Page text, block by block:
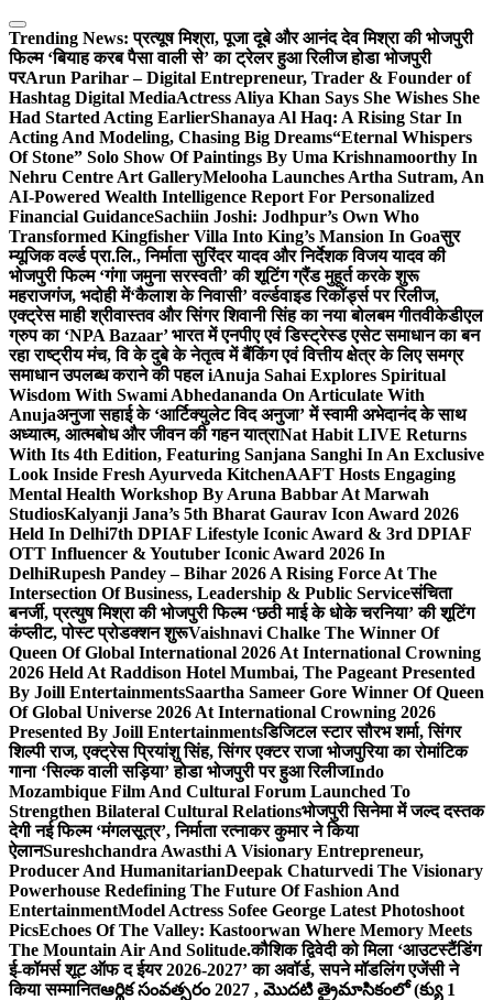
Skip
to
content
Trending News: प्रत्यूष मिश्रा, पूजा दूबे और आनंद देव मिश्रा की भोजपुरी
फिल्म ‘बियाह करब पैसा वाली से’ का ट्रेलर हुआ रिलीज होडा भोजपुरी
परArun Parihar – Digital Entrepreneur, Trader & Founder of
Hashtag Digital MediaActress Aliya Khan Says She Wishes She
Had Started Acting EarlierShanaya Al Haq: A Rising Star In
Acting And Modeling, Chasing Big Dreams“Eternal Whispers
Of Stone” Solo Show Of Paintings By Uma Krishnamoorthy In
Nehru Centre Art GalleryMelooha Launches Artha Sutram, An
AI-Powered Wealth Intelligence Report For Personalized
Financial GuidanceSachiin Joshi: Jodhpur’s Own Who
Transformed Kingfisher Villa Into King’s Mansion In Goaसुर
म्यूजिक वर्ल्ड प्रा.लि., निर्माता सुरिंदर यादव और निर्देशक विजय यादव की
भोजपुरी फिल्म ‘गंगा जमुना सरस्वती’ की शूटिंग ग्रैंड मुहूर्त करके शुरू
महराजगंज, भदोही में‘कैलाश के निवासी’ वर्ल्डवाइड रिकॉर्ड्स पर रिलीज,
एक्ट्रेस माही श्रीवास्तव और सिंगर शिवानी सिंह का नया बोलबम गीतवीकेडीएल
ग्रुप का ‘NPA Bazaar’ भारत में एनपीए एवं डिस्ट्रेस्ड एसेट समाधान का बन
रहा राष्ट्रीय मंच, वि के दुबे के नेतृत्व में बैंकिंग एवं वित्तीय क्षेत्र के लिए समग्र
समाधान उपलब्ध कराने की पहल iAnuja Sahai Explores Spiritual
Wisdom With Swami Abhedananda On Articulate With
Anujaअनुजा सहाई के ‘आर्टिक्युलेट विद अनुजा’ में स्वामी अभेदानंद के साथ
अध्यात्म, आत्मबोध और जीवन की गहन यात्राNat Habit LIVE Returns
With Its 4th Edition, Featuring Sanjana Sanghi In An Exclusive
Look Inside Fresh Ayurveda KitchenAAFT Hosts Engaging
Mental Health Workshop By Aruna Babbar At Marwah
StudiosKalyanji Jana’s 5th Bharat Gaurav Icon Award 2026
Held In Delhi7th DPIAF Lifestyle Iconic Award & 3rd DPIAF
OTT Influencer & Youtuber Iconic Award 2026 In
DelhiRupesh Pandey – Bihar 2026 A Rising Force At The
Intersection Of Business, Leadership & Public Serviceसंचिता
बनर्जी, प्रत्युष मिश्रा की भोजपुरी फिल्म ‘छठी माई के धोके चरनिया’ की शूटिंग
कंप्लीट, पोस्ट प्रोडक्शन शुरूVaishnavi Chalke The Winner Of
Queen Of Global International 2026 At International Crowning
2026 Held At Raddison Hotel Mumbai, The Pageant Presented
By Joill EntertainmentsSaartha Sameer Gore Winner Of Queen
Of Global Universe 2026 At International Crowning 2026
Presented By Joill Entertainmentsडिजिटल स्टार सौरभ शर्मा, सिंगर
शिल्पी राज, एक्ट्रेस प्रियांशु सिंह, सिंगर एक्टर राजा भोजपुरिया का रोमांटिक
गाना ‘सिल्क वाली सड़िया’ होडा भोजपुरी पर हुआ रिलीजIndo
Mozambique Film And Cultural Forum Launched To
Strengthen Bilateral Cultural Relationsभोजपुरी सिनेमा में जल्द दस्तक
देगी नई फिल्म ‘मंगलसूत्र’, निर्माता रत्नाकर कुमार ने किया
ऐलानSureshchandra Awasthi A Visionary Entrepreneur,
Producer And HumanitarianDeepak Chaturvedi The Visionary
Powerhouse Redefining The Future Of Fashion And
EntertainmentModel Actress Sofee George Latest Photoshoot
PicsEchoes Of The Valley: Kastoorwan Where Memory Meets
The Mountain Air And Solitude.कौशिक द्विवेदी को मिला ‘आउटस्टैंडिंग
ई-कॉमर्स शूट ऑफ द ईयर 2026-2027’ का अवॉर्ड, सपने मॉडलिंग एजेंसी ने
किया सम्मानितఆర్థిక సంవత్సరం 2027 , మొదటి త్రైమాసికంలో (క్యు 1